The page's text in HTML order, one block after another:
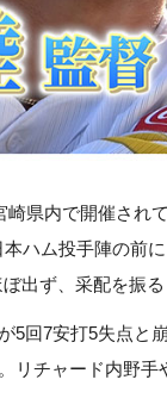
県内で開催され
ハム投手陣の前
出ず、采配を振
5回7安打5失点と
リチャード内野